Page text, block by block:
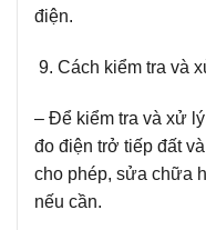
điện.
Cách kiểm tra và
– Để kiểm tra và xử
đo điện trở tiếp đất
cho phép, sửa chữa
nếu cần.